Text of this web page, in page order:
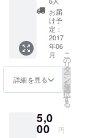
りま
す。
使える
時間無
制限の
み放題
券１枚
をリ
ターン
として
お返し
お届
け予
定：
2017
年06
月
詳細を見る
こ
の
リ
タ
ー
ン
を
選
択
す
る
5,0
00 円